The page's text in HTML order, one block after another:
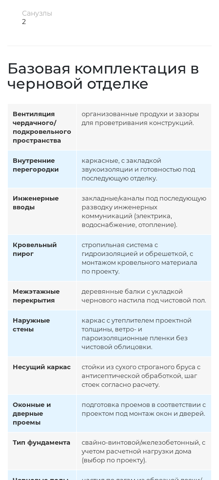
Санузлы
2
Базовая комплектация в
черновой отделке
Вентиляция
чердачного/
подкровельного
пространства
организованные продухи и зазоры
для проветривания конструкций.
Внутренние
перегородки
каркасные, с закладкой
звукоизоляции и готовностью под
последующую отделку.
Инженерные
вводы
закладные/каналы под последующую
разводку инженерных
коммуникаций (электрика,
водоснабжение, отопление).
Кровельный
пирог
стропильная система с
гидроизоляцией и обрешеткой, с
монтажом кровельного материала
по проекту.
Межэтажные
перекрытия
деревянные балки с укладкой
чернового настила под чистовой пол.
Наружные
стены
каркас с утеплителем проектной
толщины, ветро- и
пароизоляционные пленки без
чистовой облицовки.
Несущий каркас
стойки из сухого строганого бруса с
антисептической обработкой, шаг
стоек согласно расчету.
Оконные и
дверные
проемы
подготовка проемов в соответствии с
проектом под монтаж окон и дверей.
Тип фундамента
свайно-винтовой/железобетонный, с
учетом расчетной нагрузки дома
(выбор по проекту).